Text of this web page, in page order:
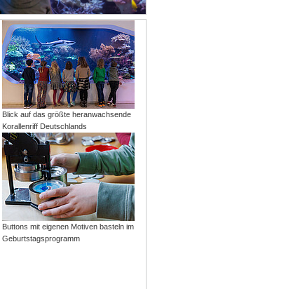
Blick auf das größte heranwachsende
Korallenriff Deutschlands
Buttons mit eigenen Motiven basteln im
Geburtstagsprogramm